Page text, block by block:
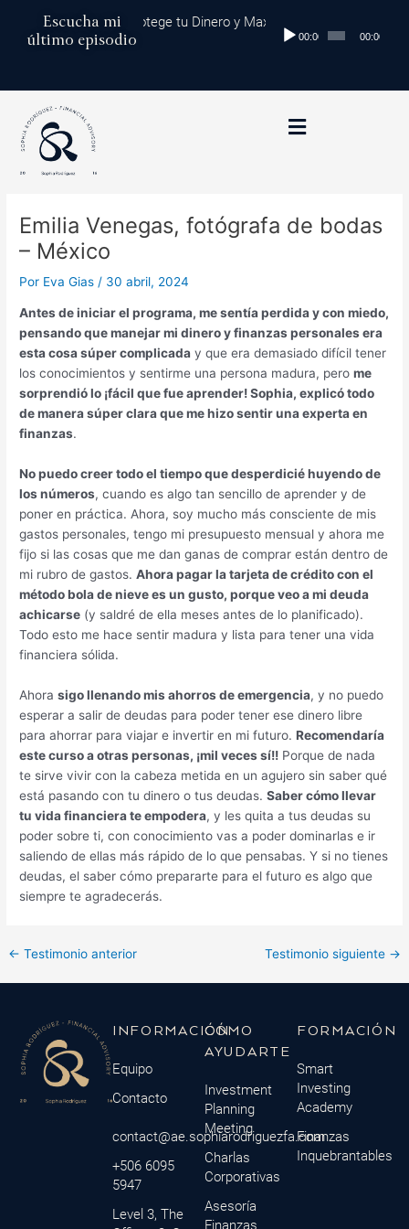
contenido
Escucha mi
último episodio
Global: Protege tu Dinero y Maximiza tus Inversiones
Reproductor
00:00 00:00
Emilia Venegas, fotógrafa de bodas
– México
Por Eva Gias / 30 abril, 2024
Antes de iniciar el programa, me sentía perdida y con miedo,
pensando que manejar mi dinero y finanzas personales era
esta cosa súper complicada y que era demasiado difícil tener
los conocimientos y sentirme una persona madura, perome
sorprendió lo ¡fácil que fue aprender! Sophia, explicó todo
de manera súper clara que me hizo sentir una experta en
finanzas.
No puedo creer todo el tiempo que desperdicié huyendo de
los números, cuando es algo tan sencillo de aprender y de
poner en práctica. Ahora, soy mucho más consciente de mis
gastos personales, tengo mi presupuesto mensual y ahora me
fijo si las cosas que me dan ganas de comprar están dentro de
mi rubro de gastos.Ahora pagar la tarjeta de crédito con el
método bola de nieve es un gusto, porque veo a mi deuda
achicarse (y saldré de ella meses antes de lo planificado).
Todo esto me hace sentir madura y lista para tener una vida
financiera sólida.
Ahorasigo llenando mis ahorros de emergencia, y no puedo
esperar a salir de deudas para poder tener ese dinero libre
para ahorrar para viajar e invertir en mi futuro.Recomendaría
este curso a otras personas, ¡mil veces sí!! Porque de nada
te sirve vivir con la cabeza metida en un agujero sin saber qué
está pasando con tu dinero o tus deudas.Saber cómo llevar
tu vida financiera te empodera, y les quita a tus deudas su
poder sobre ti, con conocimiento vas a poder dominarlas e ir
saliendo de ellas más rápido de lo que pensabas. Y si no tienes
deudas, el saber cómo prepararte para el futuro es algo que
siempre te agradecerás.
entradas
← Testimonio anterior Testimonio siguiente →
INFORMACIÓN
Equipo
Contacto
contact@ae.sophiarodriguezfa.com
+506 6095
5947
Level 3, The
CÓMO
AYUDARTE
Investment
Planning
Meeting
Charlas
Corporativas
Asesoría
Finanzas
FORMACIÓN
Smart
Investing
Academy
Finanzas
Inquebrantables